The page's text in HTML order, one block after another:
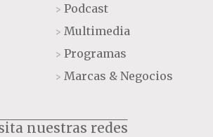
> Podcast
> Multimedia
> Programas
> Marcas & Negocios
nuestras redes